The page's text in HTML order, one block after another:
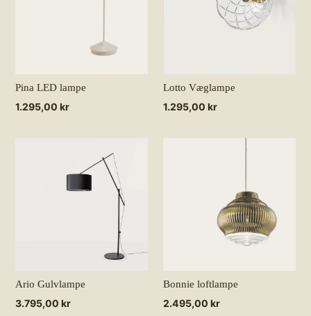
Pina LED lampe
Normalpris
1.295,00 kr
Lotto Væglampe
Normalpris
1.295,00 kr
Ario Gulvlampe
Normalpris
3.795,00 kr
Bonnie loftlampe
Normalpris
2.495,00 kr